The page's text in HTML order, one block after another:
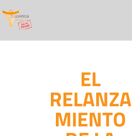
EL
RELANZA
MIENTO